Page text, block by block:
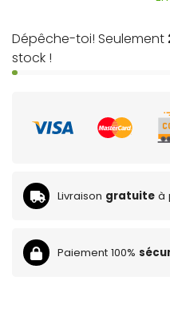
Dépêche-toi! Seulement
stock !
Livraison gratuite à
Paiement 100%